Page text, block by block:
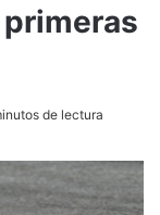
de lectura